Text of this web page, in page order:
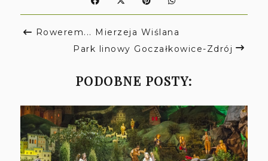
Rowerem... Mierzeja Wiślana
Park linowy Goczałkowice-Zdrój
PODOBNE POSTY: